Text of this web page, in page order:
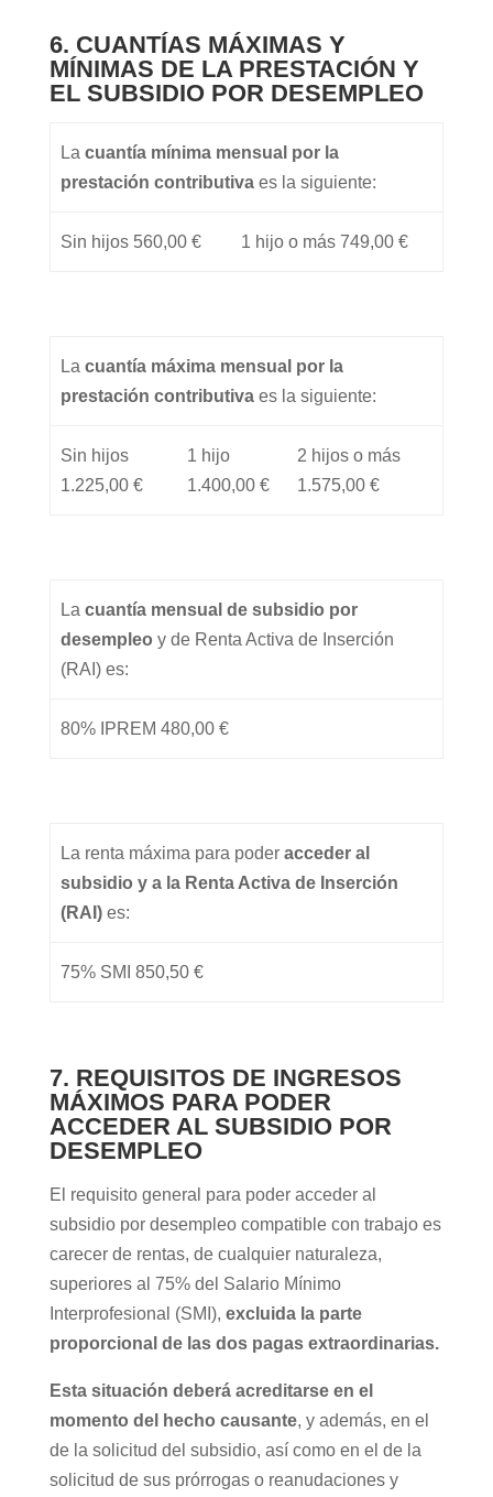
6. CUANTÍAS MÁXIMAS Y
MÍNIMAS DE LA PRESTACIÓN Y
EL SUBSIDIO POR DESEMPLEO
Lacuantía mínima mensual por la
prestación contributiva es la siguiente:
Sin hijos 560,00 € 1 hijo o más 749,00 €
Lacuantía máxima mensual por la
prestación contributiva es la siguiente:
Sin hijos
1.225,00 €
1 hijo
1.400,00 €
2 hijos o más
1.575,00 €
Lacuantía mensual de subsidio por
desempleo y de Renta Activa de Inserción
(RAI) es:
80% IPREM 480,00 €
La renta máxima para poderacceder al
subsidio y a la Renta Activa de Inserción
(RAI) es:
75% SMI 850,50 €
7. REQUISITOS DE INGRESOS
MÁXIMOS PARA PODER
ACCEDER AL SUBSIDIO POR
DESEMPLEO
El requisito general para poder acceder al
subsidio por desempleo compatible con trabajo es
carecer de rentas, de cualquier naturaleza,
superiores al 75% del Salario Mínimo
Interprofesional (SMI), excluida la parte
proporcional de las dos pagas extraordinarias.
Esta situación deberá acreditarse en el
momento del hecho causante, y además, en el
de la solicitud del subsidio, así como en el de la
solicitud de sus prórrogas o reanudaciones y